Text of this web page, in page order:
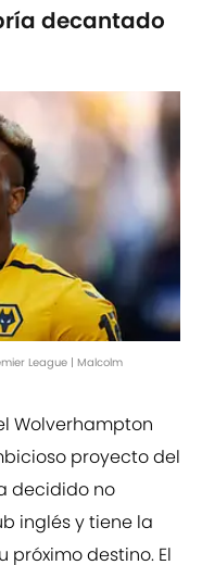
decantado
League | Malcolm
Wolverhampton
proyecto del
decidido no
inglés y tiene la
destino. El